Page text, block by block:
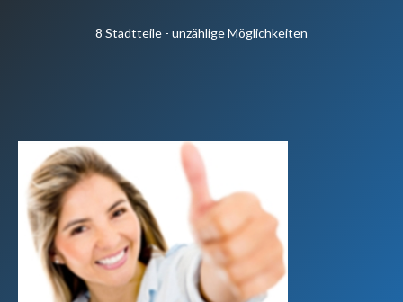
8 Stadtteile - unzählige Möglichkeiten